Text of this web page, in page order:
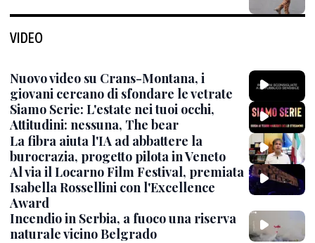
VIDEO
Nuovo video su Crans-Montana, i
giovani cercano di sfondare le vetrate
Siamo Serie: L'estate nei tuoi occhi,
Attitudini: nessuna, The bear
La fibra aiuta l'IA ad abbattere la
burocrazia, progetto pilota in Veneto
Al via il Locarno Film Festival, premiata
Isabella Rossellini con l'Excellence
Award
Incendio in Serbia, a fuoco una riserva
naturale vicino Belgrado